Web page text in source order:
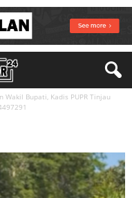
Bupati, Kadis PUPR Tinjau